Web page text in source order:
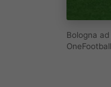
Bologna